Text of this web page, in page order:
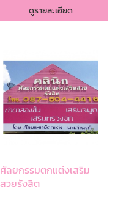
ดูรายละเอียด
ศัลยกรรมตกแต่งเสริม
สวยรังสิต